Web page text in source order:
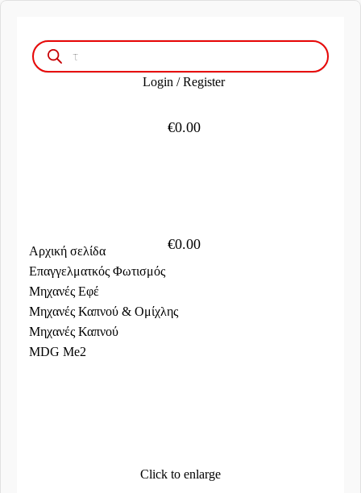
Products
search
Login / Register
€0.00
€0.00
Αρχική σελίδα
Επαγγελματκός Φωτισμός
Μηχανές Εφέ
Μηχανές Καπνού & Ομίχλης
Μηχανές Καπνού
MDG Me2
Click to enlarge